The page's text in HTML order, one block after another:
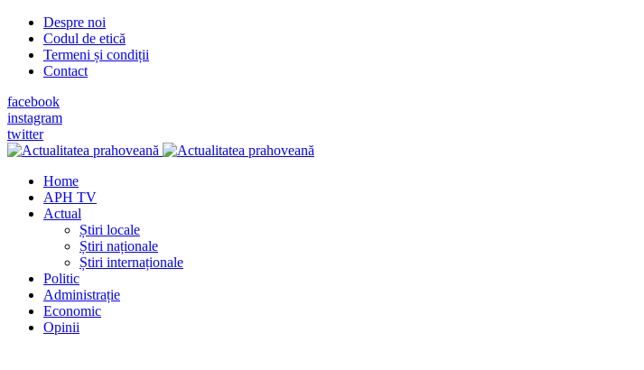
Despre noi
Codul de etică
Termeni și condiții
Contact
facebook
instagram
twitter
Home
APH TV
Actual
Știri locale
Știri naționale
Știri internaționale
Politic
Administrație
Economic
Opinii